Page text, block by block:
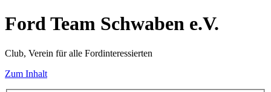
Ford Team Schwaben e.V.
Club, Verein für alle Fordinteressierten
Zum Inhalt